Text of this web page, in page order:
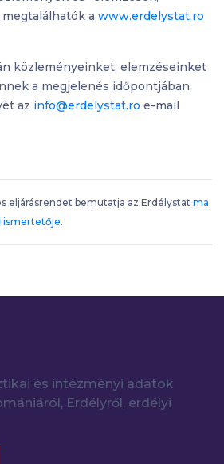
a www.erdelystat.ro
közleményeinket, elemzéseinket
a megjelenés időpontjában.
az info@erdelystat.ro e-mail
eljárásrendet bemutatja az Erdélystat ma
ismertetője.
és intézményi adatok
Erdélyről, erdélyi